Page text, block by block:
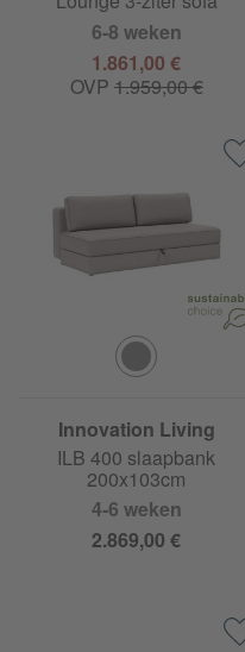
6-8 weken
1.861,00 €
OVP 1.959,00 €
Innovation Living
ILB 400 slaapbank
200x103cm
4-6 weken
2.869,00 €